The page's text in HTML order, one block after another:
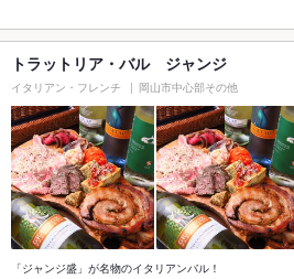
トラットリア・バル ジャンジ
イタリアン・フレンチ 岡山市中心部その他
「ジャンジ盛」が名物のイタリアンバル！